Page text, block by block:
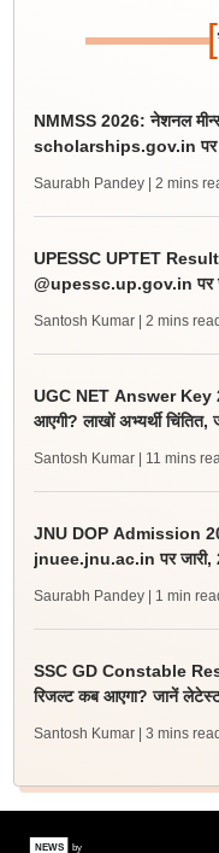
[
NMMSS 2026: नेशनल
scholarships.gov.in पर
Saurabh Pandey | 2 mins
UPESSC UPTET Result
@upessc.up.gov.in पर
Santosh Kumar | 2 mins read
UGC NET Answer Key
आएगी? लाखों अभ्यर्थी
Santosh Kumar | 11 mins
JNU DOP Admission
jnuee.jnu.ac.in पर जारी,
Saurabh Pandey | 1 min
SSC GD Constable
रिजल्ट कब आएगा? जानें
Santosh Kumar | 3 mins read